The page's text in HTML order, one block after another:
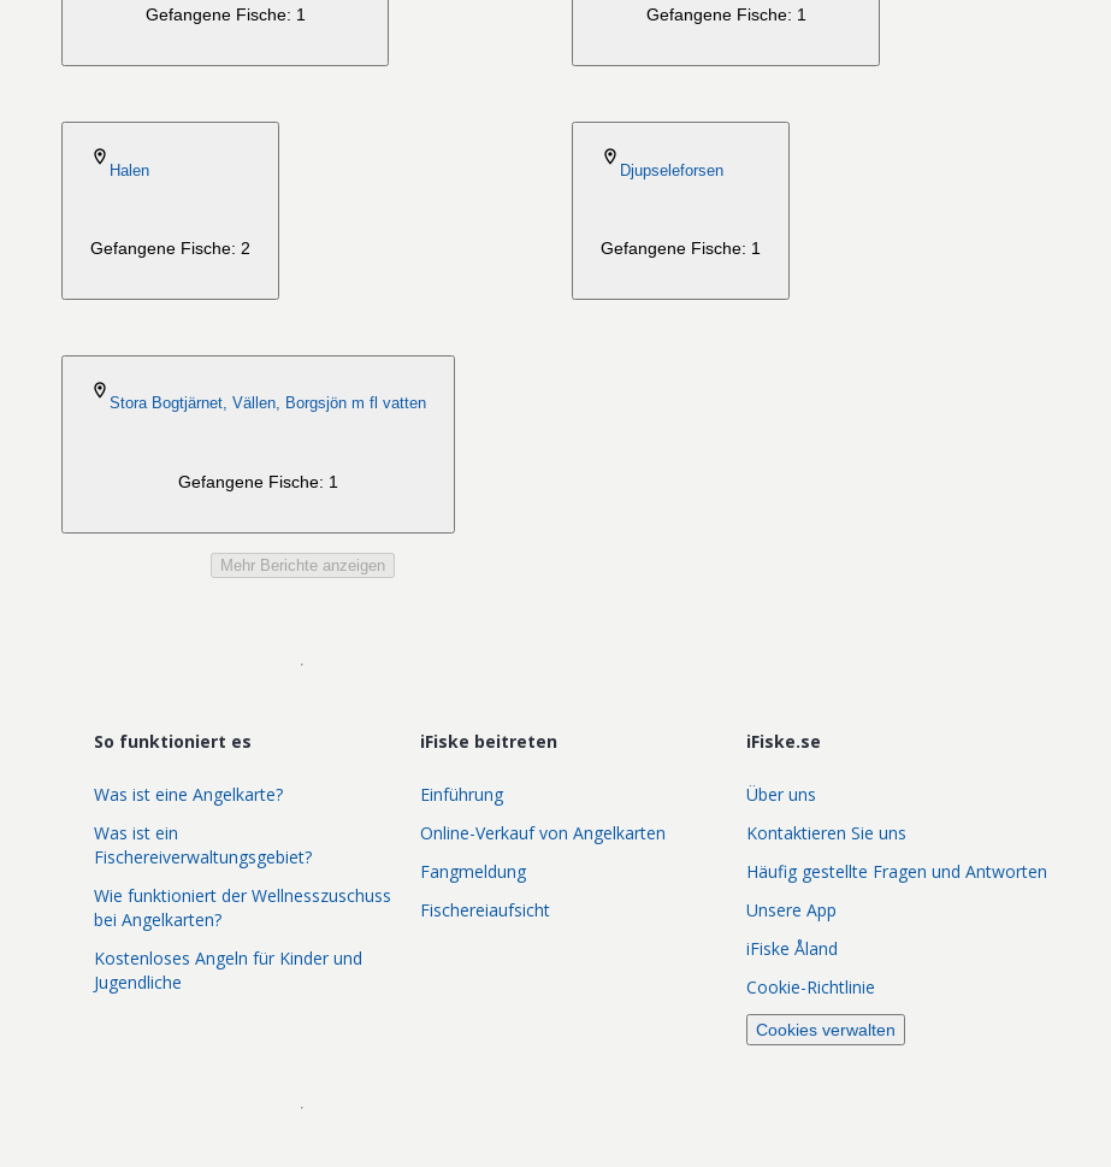
Gefangene Fische: 1 Gefangene Fische: 1
Halen
Gefangene Fische: 2
Djupseleforsen
Gefangene Fische: 1
Stora Bogtjärnet, Vällen, Borgsjön m fl vatten
Gefangene Fische: 1
Mehr Berichte anzeigen
So funktioniert es
Was ist eine Angelkarte?
Was ist ein
Fischereiverwaltungsgebiet?
Wie funktioniert der Wellnesszuschuss
bei Angelkarten?
Kostenloses Angeln für Kinder und
Jugendliche
iFiske beitreten
Einführung
Online-Verkauf von Angelkarten
Fangmeldung
Fischereiaufsicht
iFiske.se
Über uns
Kontaktieren Sie uns
Häufig gestellte Fragen und Antworten
Unsere App
iFiske Åland
Cookie-Richtlinie
Cookies verwalten